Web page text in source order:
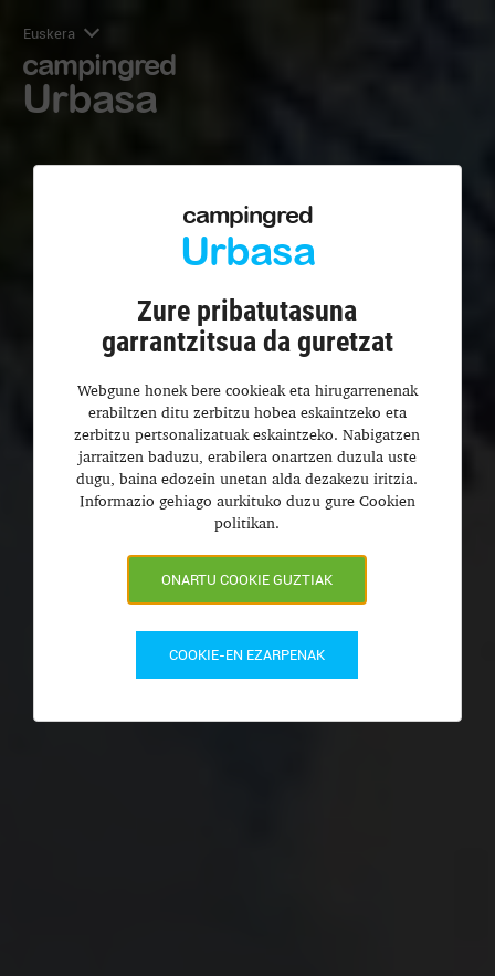
Euskera
campingred
Urbasa
campingred
Urbasa
Zure pribatutasuna
garrantzitsua da guretzat
Webgune honek bere cookieak eta hirugarrenenak
erabiltzen ditu zerbitzu hobea eskaintzeko eta
zerbitzu pertsonalizatuak eskaintzeko. Nabigatzen
jarraitzen baduzu, erabilera onartzen duzula uste
dugu, baina edozein unetan alda dezakezu iritzia.
Informazio gehiago aurkituko duzu gure Cookien
politikan.
ONARTU COOKIE GUZTIAK
COOKIE-EN EZARPENAK